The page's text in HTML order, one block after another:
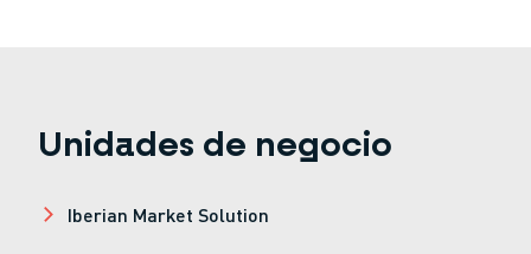
Unidades de negocio
Iberian Market Solution